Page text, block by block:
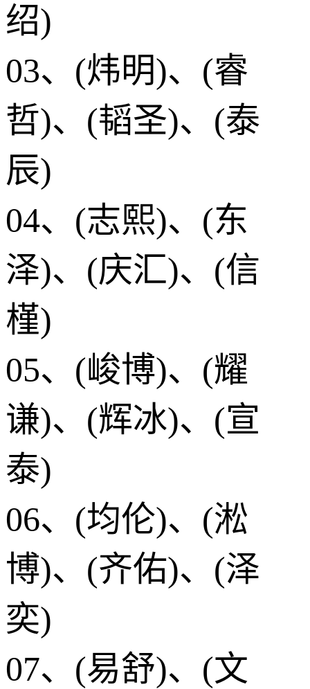
绍)
03、(炜明)、(睿
哲)、(韬圣)、(泰
辰)
04、(志熙)、(东
泽)、(庆汇)、(信
槿)
05、(峻博)、(耀
谦)、(辉冰)、(宣
泰)
06、(均伦)、(淞
博)、(齐佑)、(泽
奕)
07、(易舒)、(文